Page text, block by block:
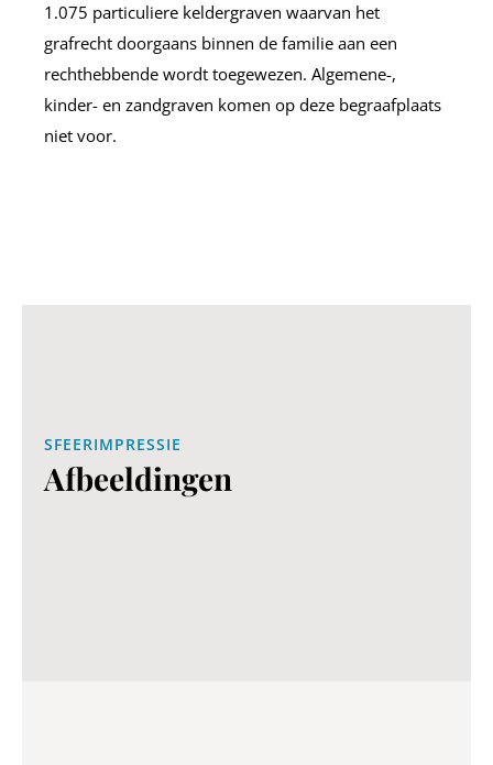
1.075 particuliere keldergraven waarvan het
grafrecht doorgaans binnen de familie aan een
rechthebbende wordt toegewezen. Algemene-,
kinder- en zandgraven komen op deze begraafplaats
niet voor.
SFEERIMPRESSIE
Afbeeldingen